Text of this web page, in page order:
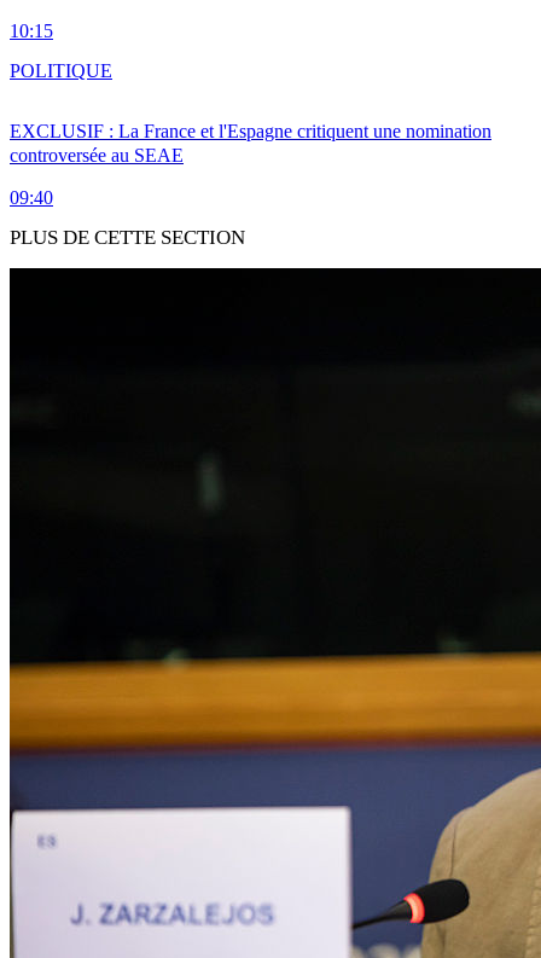
10:15
EXCLUSIF : La France et l'Espagne critiquent une nomination
controversée au SEAE
09:40
POLITIQUE
PLUS DE CETTE SECTION